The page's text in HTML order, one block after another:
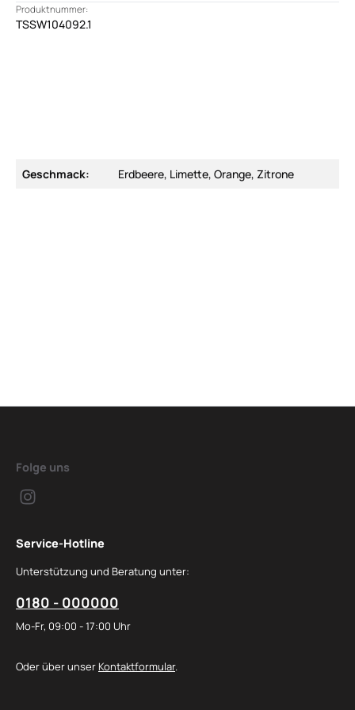
Produktnummer:
TSSW104092.1
Geschmack: Erdbeere, Limette, Orange, Zitrone
Folge uns
Service-Hotline
Unterstützung und Beratung unter:
0180 - 000000
Mo-Fr, 09:00 - 17:00 Uhr
Oder über unser Kontaktformular.